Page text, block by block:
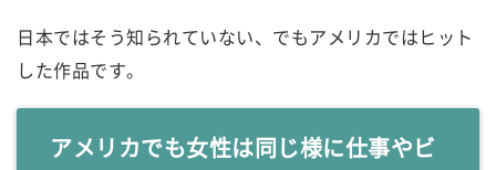
日本ではそう知られていない、でもアメリカではヒット
した作品です。
アメリカでも女性は同じ様に仕事やビ